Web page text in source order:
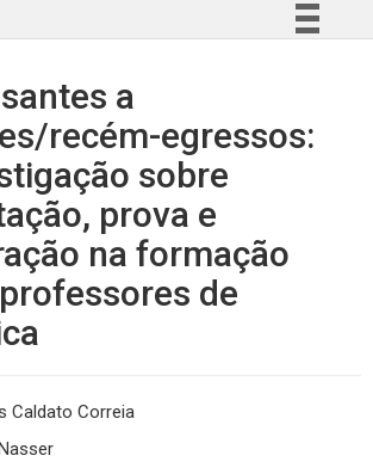
Participe
Acesso à informação
a
recém-egressos:
sobre
prova e
na formação
de
Caldato Correia